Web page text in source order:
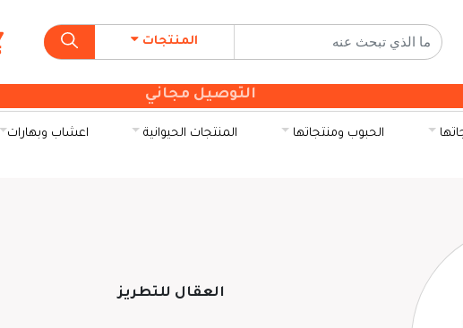
المنتجات
التوصيل مجاني
الحبوب ومنتجاتها المنتجات الحيوانية اعشاب وبهارات
العقال للتطريز